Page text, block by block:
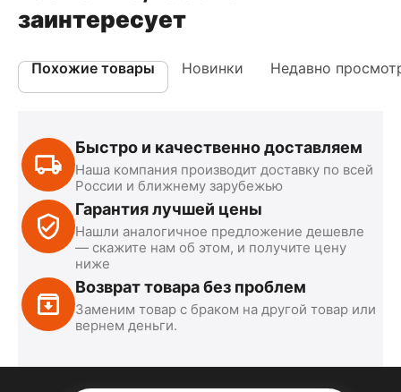
заинтересует
Похожие товары Новинки Недавно
Быстро и качественно доставляем
Наша компания производит доставку по всей
России и ближнему зарубежью
Гарантия лучшей цены
Нашли аналогичное предложение дешевле
— скажите нам об этом, и получите цену
ниже
Возврат товара без проблем
Заменим товар с браком на другой товар или
вернем деньги.